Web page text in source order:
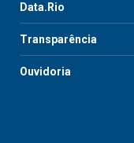
Data.Rio
Transparência
Ouvidoria